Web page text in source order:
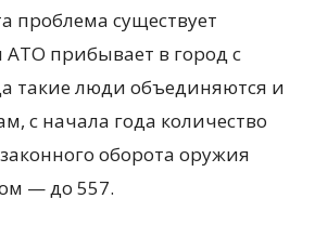
проблема существует
АТО прибывает в город с
такие люди объединяются и
с начала года количество
оборота оружия
— до 557.